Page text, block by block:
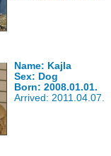
Name: Kajla
Sex: Dog
Born: 2008.01.01.
Arrived: 2011.04.07.